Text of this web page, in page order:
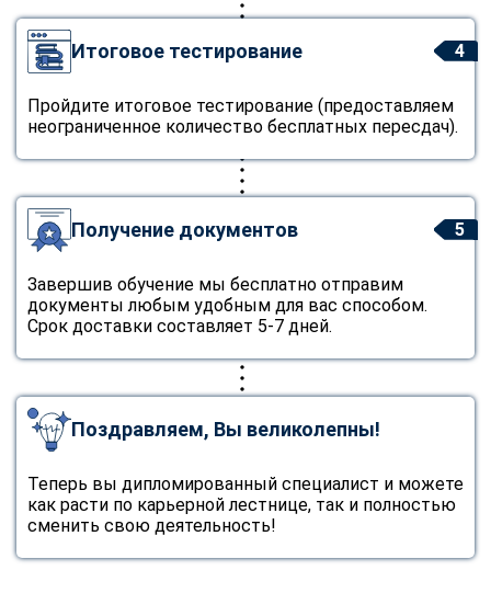
4
Итоговое тестирование
Пройдите итоговое тестирование (предоставляем
неограниченное количество бесплатных пересдач).
5
Получение документов
Завершив обучение мы бесплатно отправим
документы любым удобным для вас способом.
Срок доставки составляет 5-7 дней.
Поздравляем, Вы великолепны!
Теперь вы дипломированный специалист и можете
как расти по карьерной лестнице, так и полностью
сменить свою деятельность!